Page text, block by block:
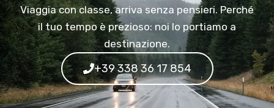
Viaggia con classe, arriva senza pensieri. Perché
il tuo tempo è prezioso: noi lo portiamo a
destinazione.
+39 338 36 17 854